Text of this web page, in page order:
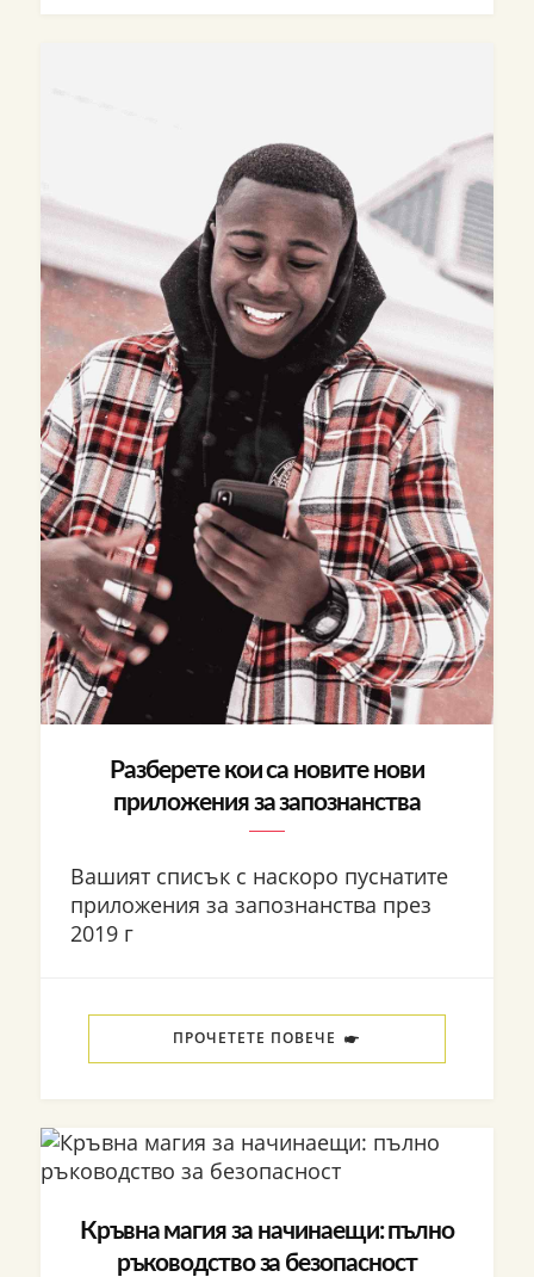
Разберете кои са новите нови
приложения за запознанства
Вашият списък с наскоро пуснатите
приложения за запознанства през
2019 г
ПРОЧЕТЕТЕ ПОВЕЧЕ
Кръвна магия за начинаещи: пълно
ръководство за безопасност